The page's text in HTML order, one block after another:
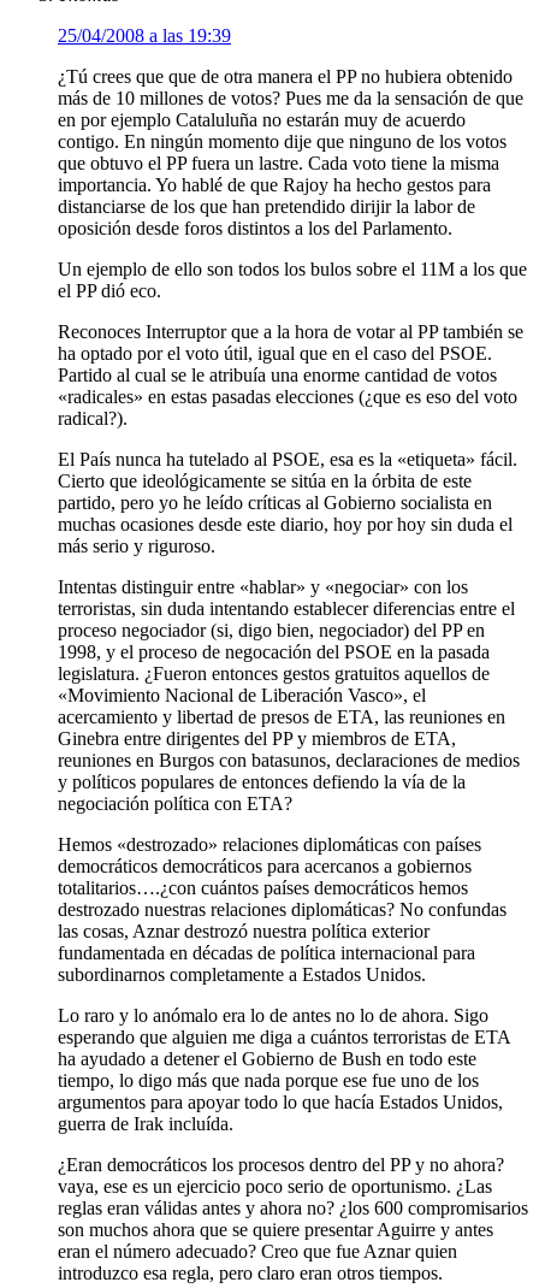
25/04/2008 a las 19:39
¿Tú crees que que de otra manera el PP no hubiera obtenido
más de 10 millones de votos? Pues me da la sensación de que
en por ejemplo Cataluluña no estarán muy de acuerdo
contigo. En ningún momento dije que ninguno de los votos
que obtuvo el PP fuera un lastre. Cada voto tiene la misma
importancia. Yo hablé de que Rajoy ha hecho gestos para
distanciarse de los que han pretendido dirijir la labor de
oposición desde foros distintos a los del Parlamento.
Un ejemplo de ello son todos los bulos sobre el 11M a los que
el PP dió eco.
Reconoces Interruptor que a la hora de votar al PP también se
ha optado por el voto útil, igual que en el caso del PSOE.
Partido al cual se le atribuía una enorme cantidad de votos
«radicales» en estas pasadas elecciones (¿que es eso del voto
radical?).
El País nunca ha tutelado al PSOE, esa es la «etiqueta» fácil.
Cierto que ideológicamente se sitúa en la órbita de este
partido, pero yo he leído críticas al Gobierno socialista en
muchas ocasiones desde este diario, hoy por hoy sin duda el
más serio y riguroso.
Intentas distinguir entre «hablar» y «negociar» con los
terroristas, sin duda intentando establecer diferencias entre el
proceso negociador (si, digo bien, negociador) del PP en
1998, y el proceso de negocación del PSOE en la pasada
legislatura. ¿Fueron entonces gestos gratuitos aquellos de
«Movimiento Nacional de Liberación Vasco», el
acercamiento y libertad de presos de ETA, las reuniones en
Ginebra entre dirigentes del PP y miembros de ETA,
reuniones en Burgos con batasunos, declaraciones de medios
y políticos populares de entonces defiendo la vía de la
negociación política con ETA?
Hemos «destrozado» relaciones diplomáticas con países
democráticos democráticos para acercanos a gobiernos
totalitarios….¿con cuántos países democráticos hemos
destrozado nuestras relaciones diplomáticas? No confundas
las cosas, Aznar destrozó nuestra política exterior
fundamentada en décadas de política internacional para
subordinarnos completamente a Estados Unidos.
Lo raro y lo anómalo era lo de antes no lo de ahora. Sigo
esperando que alguien me diga a cuántos terroristas de ETA
ha ayudado a detener el Gobierno de Bush en todo este
tiempo, lo digo más que nada porque ese fue uno de los
argumentos para apoyar todo lo que hacía Estados Unidos,
guerra de Irak incluída.
¿Eran democráticos los procesos dentro del PP y no ahora?
vaya, ese es un ejercicio poco serio de oportunismo. ¿Las
reglas eran válidas antes y ahora no? ¿los 600 compromisarios
son muchos ahora que se quiere presentar Aguirre y antes
eran el número adecuado? Creo que fue Aznar quien
introduzco esa regla, pero claro eran otros tiempos.